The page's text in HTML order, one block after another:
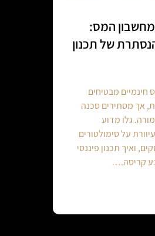
המס:
של תכנון
חינמיים מבטיחים
אך מסתירים סכנה
גלו מדוע
על סימולטורים
ואיך תכנון פיננסי
קריסה.…